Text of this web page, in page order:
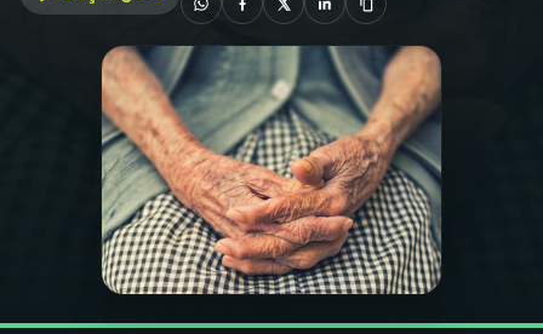
PROGRAMAÇÃO
PROGRAMAS
PODCASTS